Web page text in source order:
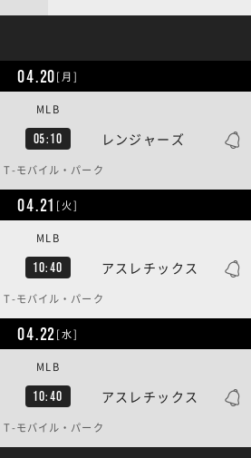
04.20[月]
05:10 レンジャーズ
MLB
T-モバイル・パーク
04.21 [火]
10:40 アスレチックス
MLB
T-モバイル・パーク
04.22[水]
10:40 アスレチックス
MLB
T-モバイル・パーク